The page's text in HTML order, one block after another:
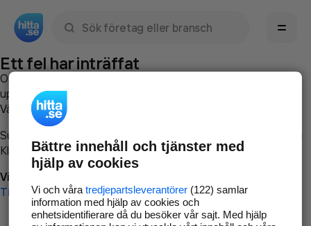
Ett fel har inträffat
Om du vill kan du
uppstod så att vi lättare och snabbare kan avhjälpa det.
Vänligen försök med följande:
Surfa till
Klicka påTillbaka-knappen i webbläsaren och försök igen
Vi beklagar besväret!
Till startsidan
Bättre innehåll och tjänster med
hjälp av cookies
Vi och våra tredjepartsleverantörer(122) samlar
information med hjälp av cookies och
enhetsidentifierare då du besöker vår sajt. Med hjälp